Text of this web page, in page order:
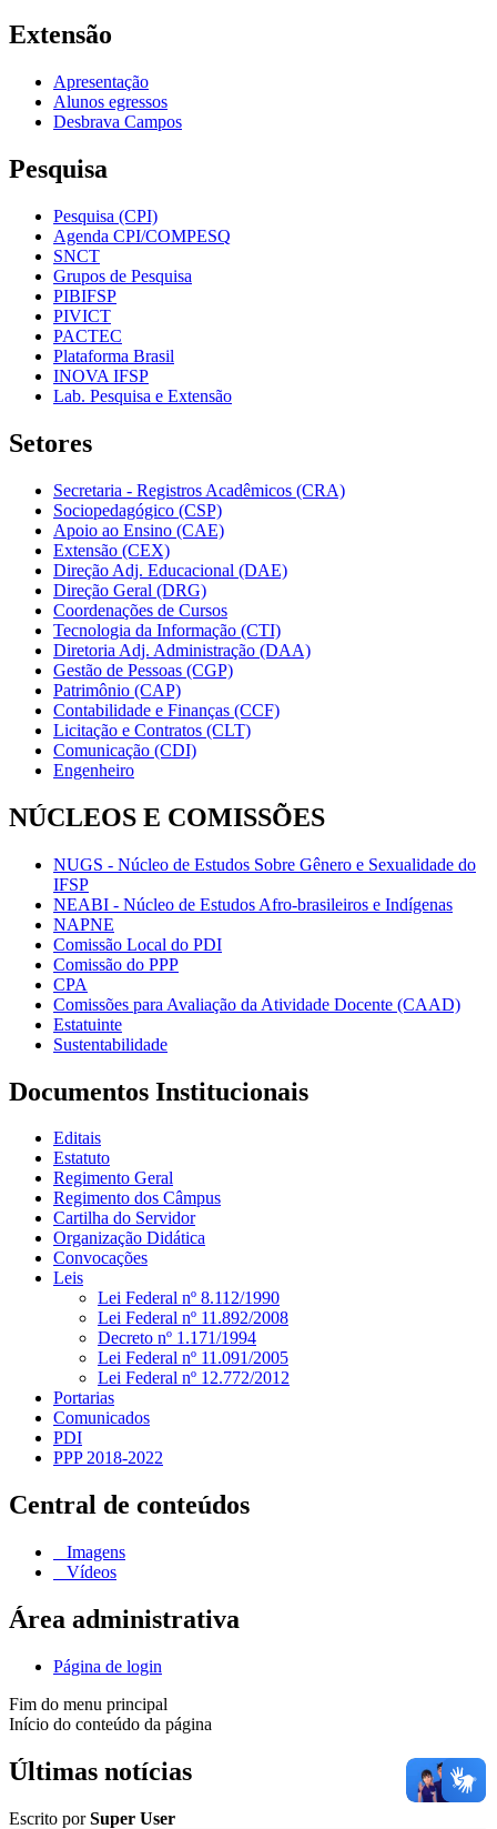
Extensão
Apresentação
Alunos egressos
Desbrava Campos
Pesquisa
Pesquisa (CPI)
Agenda CPI/COMPESQ
SNCT
Grupos de Pesquisa
PIBIFSP
PIVICT
PACTEC
Plataforma Brasil
INOVA IFSP
Lab. Pesquisa e Extensão
Setores
Secretaria - Registros Acadêmicos (CRA)
Sociopedagógico (CSP)
Apoio ao Ensino (CAE)
Extensão (CEX)
Direção Adj. Educacional (DAE)
Direção Geral (DRG)
Coordenações de Cursos
Tecnologia da Informação (CTI)
Diretoria Adj. Administração (DAA)
Gestão de Pessoas (CGP)
Patrimônio (CAP)
Contabilidade e Finanças (CCF)
Licitação e Contratos (CLT)
Comunicação (CDI)
Engenheiro
NÚCLEOS E COMISSÕES
NUGS - Núcleo de Estudos Sobre Gênero e Sexualidade do
IFSP
NEABI - Núcleo de Estudos Afro-brasileiros e Indígenas
NAPNE
Comissão Local do PDI
Comissão do PPP
CPA
Comissões para Avaliação da Atividade Docente (CAAD)
Estatuinte
Sustentabilidade
Documentos Institucionais
Editais
Estatuto
Regimento Geral
Regimento dos Câmpus
Cartilha do Servidor
Organização Didática
Convocações
Leis
Lei Federal nº 8.112/1990
Lei Federal nº 11.892/2008
Decreto nº 1.171/1994
Lei Federal nº 11.091/2005
Lei Federal nº 12.772/2012
Portarias
Comunicados
PDI
PPP 2018-2022
Central de conteúdos
Imagens
Vídeos
Área administrativa
Página de login
Fim do menu principal
Início do conteúdo da página
Últimas notícias
Escrito porSuper User